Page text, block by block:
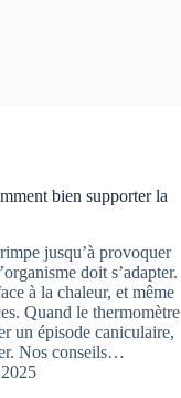
bien supporter la
jusqu’à provoquer
doit s’adapter.
à la chaleur, et même
Quand le thermomètre
un épisode caniculaire,
Nos conseils…